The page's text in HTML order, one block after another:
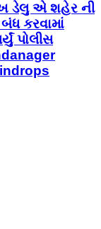
ડેલુ એ શહેર ની
કરવામાં
પોલીસ